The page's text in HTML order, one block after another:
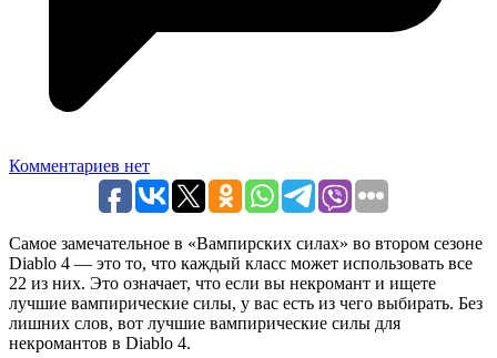
Комментариев нет
Самое замечательное в «Вампирских силах» во втором сезоне
Diablo 4 — это то, что каждый класс может использовать все
22 из них. Это означает, что если вы некромант и ищете
лучшие вампирические силы, у вас есть из чего выбирать. Без
лишних слов, вот лучшие вампирические силы для
некромантов в Diablo 4.